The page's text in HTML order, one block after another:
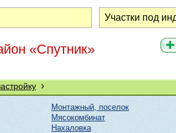
«Спутник»
›
Монтажный, поселок
Мясокомбинат
Нахаловка